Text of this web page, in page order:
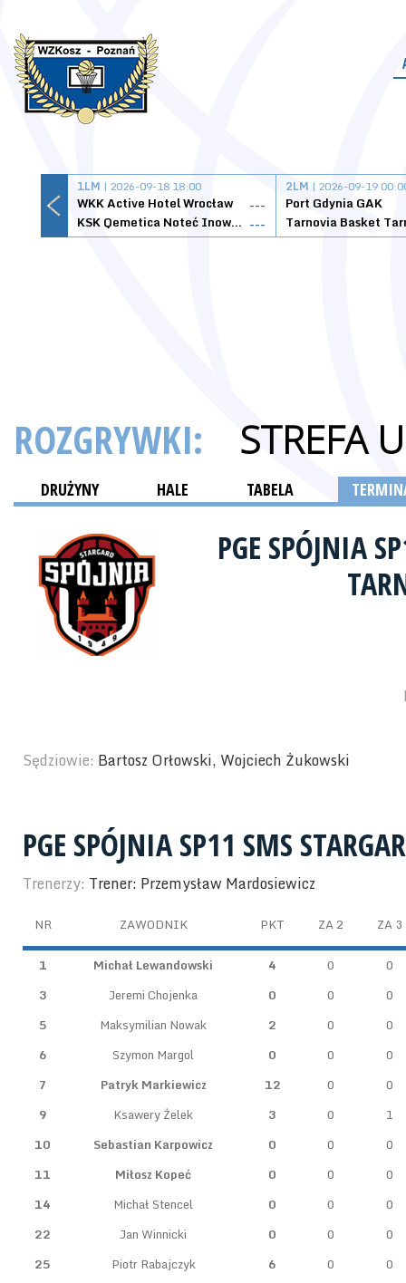
1LM | 2026-09-18 18:00
WKK Active Hotel Wrocław
---
KSK Qemetica Noteć Inowrocław ---
2LM | 2026-09-19
Port Gdynia GAK
ROZGRYWKI: STREFA
DRUŻYNY HALE TABELA
PGE SPÓJNIA
Sędziowie: Bartosz Orłowski, Wojciech Żukowski
PGE SPÓJNIA SP11 SMS
Trenerzy: Trener: Przemysław Mardosiewicz
NR ZAWODNIK PKT ZA 2 ZA 3
1 Michał Lewandowski 4 0
0
3
Jeremi Chojenka 0 0
0
5
Maksymilian Nowak 2 0
0
6
Szymon Margol 0 0
0
7
Patryk Markiewicz 12 0
0
9
Ksawery Żelek 3 0
1
10
Sebastian Karpowicz 0 0
0
11
Miłosz Kopeć 0 0
0
14
Michał Stencel 0 0
0
22
Jan Winnicki 0 0
0
25
Piotr Rabajczyk 6 0
0